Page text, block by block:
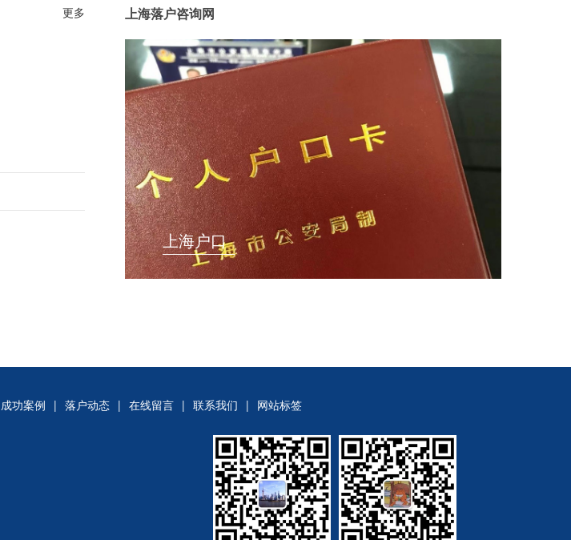
更多 上海落户咨询网
上海户口
成功案例 | 落户动态 | 在线留言 | 联系我们 | 网站标签